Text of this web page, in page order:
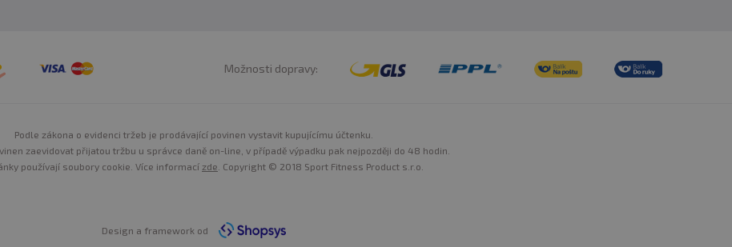
Možnosti dopravy:
Podle zákona o evidenci tržeb je prodávající povinen vystavit kupujícímu účtenku.
zaevidovat přijatou tržbu u správce daně on-line, v případě výpadku pak nejpozději do 48 hodin.
používají soubory cookie. Více informací zde . Copyright © 2018 Sport Fitness Product s.r.o.
Design a framework od